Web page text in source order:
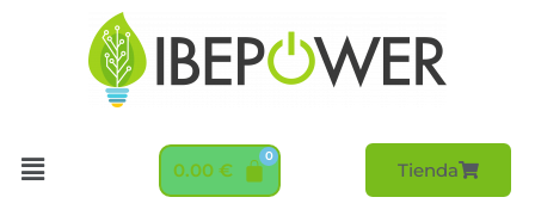
Menú 0.00€ Tienda